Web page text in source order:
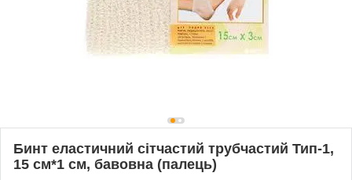
Бинт еластичний сітчастий трубчастий Тип-1,
15 см*1 см, бавовна (палець)